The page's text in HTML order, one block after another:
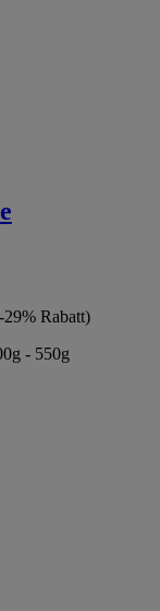
29% Rabatt)
- 550g